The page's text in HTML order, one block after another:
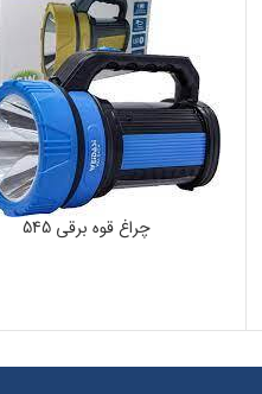
چراغ قوه برقی 545